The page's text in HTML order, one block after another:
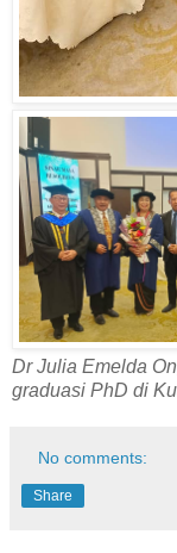
Dr Julia Emelda
graduasi PhD di
No comments:
Share